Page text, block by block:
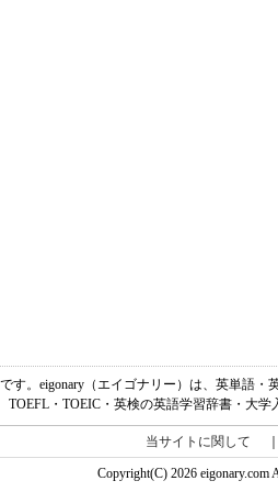
す。eigonary（エイゴナリー）は、英単語
TOEFL・TOEIC・英検の英語学習辞書・大学
当サイトに関して
Copyright(C) 2026 eigonary.com